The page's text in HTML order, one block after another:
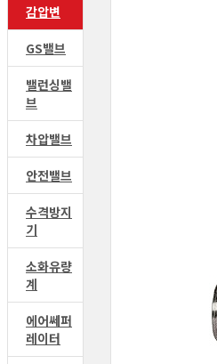
감압변
GS밸브
밸런싱밸
브
차압밸브
안전밸브
수격방지
기
소화유량
계
에어쎄퍼
레이터